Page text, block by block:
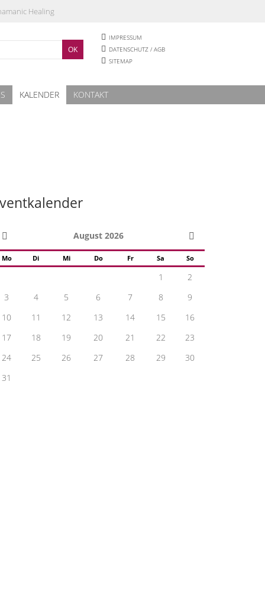
Healing
IMPRESSUM
DATENSCHUTZ / AGB
SITEMAP
KALENDER KONTAKT
August 2026
Mo Di Mi Do Fr Sa So
1
2
3
4 5 6 7 8
9
10
11 12 13 14 15
16
17
18 19 20 21 22
23
24
25 26 27 28 29
30
31